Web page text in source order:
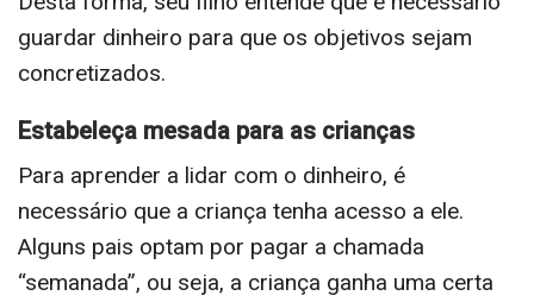
guardar dinheiro para que os objetivos sejam
concretizados.
Estabeleça mesada para as crianças
Para aprender a lidar com o dinheiro, é
necessário que a criança tenha acesso a ele.
Alguns pais optam por pagar a chamada
“semanada”, ou seja, a criança ganha uma certa